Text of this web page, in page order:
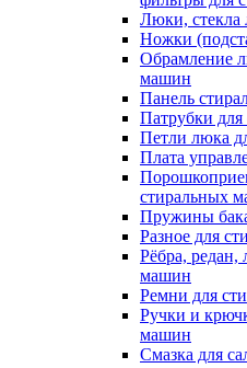
Люки, стекла
Ножки
Обрамление
машин
Панель
Патрубки
Петли люка
Плата
стиральных
Пружины
Разное для
Рёбра, редан,
машин
Ремни для
Ручки и
машин
Смазка для